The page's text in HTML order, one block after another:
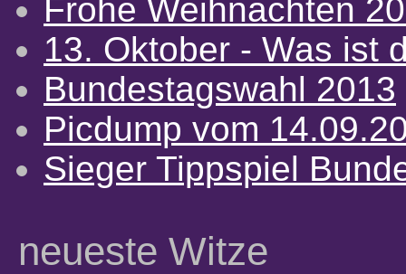
Frohe Weihnachten
13. Oktober - Was ist
Bundestagswahl 2013
Picdump vom
Sieger Tippspiel
neueste Witze